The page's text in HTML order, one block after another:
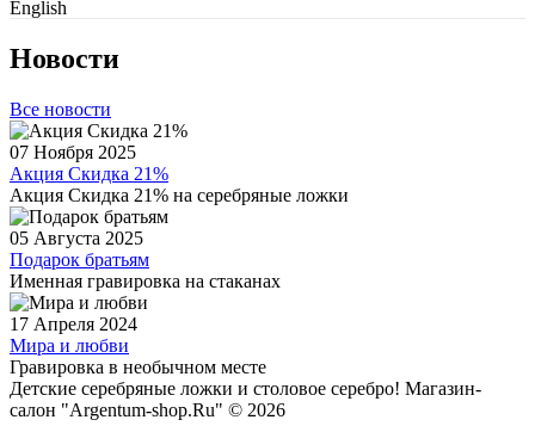
Новости
Все новости
07 Ноября 2025
Акция Скидка 21%
Акция Скидка 21% на серебряные ложки
05 Августа 2025
Подарок братьям
Именная гравировка на стаканах
17 Апреля 2024
Мира и любви
Гравировка в необычном месте
Детские серебряные ложки и столовое серебро! Магазин-
салон "Argentum-shop.Ru" © 2026